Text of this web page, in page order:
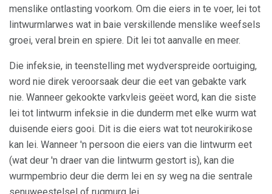
menslike ontlasting voorkom. Om die eiers in te voer, lei tot
lintwurmlarwes wat in baie verskillende menslike weefsels
groei, veral brein en spiere. Dit lei tot aanvalle en meer.
Die infeksie, in teenstelling met wydverspreide oortuiging,
word nie direk veroorsaak deur die eet van gebakte vark
nie. Wanneer gekookte varkvleis geëet word, kan die siste
lei tot lintwurm infeksie in die dunderm met elke wurm wat
duisende eiers gooi. Dit is die eiers wat tot neurokirikose
kan lei. Wanneer 'n persoon die eiers van die lintwurm eet
(wat deur 'n draer van die lintwurm gestort is), kan die
wurmpembrio deur die derm lei en sy weg na die sentrale